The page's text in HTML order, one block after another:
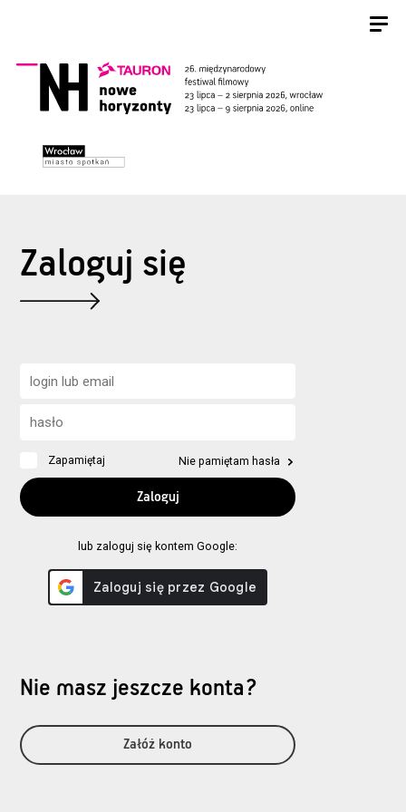
Zaloguj się
Zapamiętaj Nie pamiętam hasła
lub zaloguj się kontem Google:
Nie masz jeszcze konta?
Załóż konto